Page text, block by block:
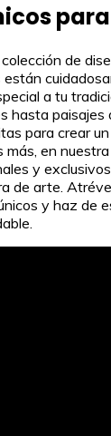
de
a tu
hasta paisajes
para crear
más, en
y
de arte.
y haz de